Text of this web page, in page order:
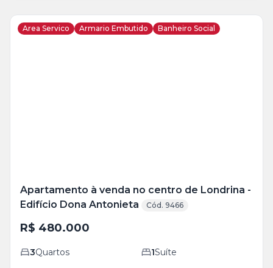
Area Servico Armario Embutido Banheiro Social
Apartamento à venda no centro de Londrina -
Edifício Dona Antonieta
Cód. 9466
R$ 480.000
3Quartos 1Suíte